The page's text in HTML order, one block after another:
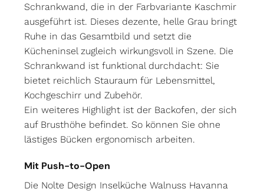
Schrankwand, die in der Farbvariante Kaschmir
ausgeführt ist. Dieses dezente, helle Grau bringt
Ruhe in das Gesamtbild und setzt die
Kücheninsel zugleich wirkungsvoll in Szene. Die
Schrankwand ist funktional durchdacht: Sie
bietet reichlich Stauraum für Lebensmittel,
Kochgeschirr und Zubehör.
Ein weiteres Highlight ist der Backofen, der sich
auf Brusthöhe befindet. So können Sie ohne
lästiges Bücken ergonomisch arbeiten.
Mit Push-to-Open
Die Nolte Design Inselküche Walnuss Havanna